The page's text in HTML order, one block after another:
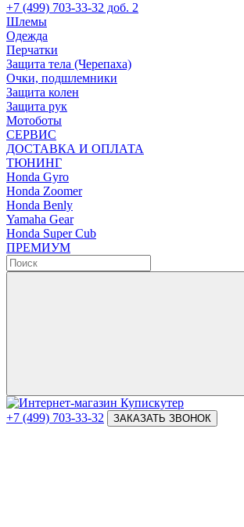
+7 (499) 703-33-32 доб. 2
Шлемы
Одежда
Перчатки
Защита тела (Черепаха)
Очки, подшлемники
Защита колен
Защита рук
Мотоботы
СЕРВИС
ДОСТАВКА И ОПЛАТА
ТЮНИНГ
Honda Gyro
Honda Zoomer
Honda Benly
Yamaha Gear
Honda Super Cub
ПРЕМИУМ
+7 (499) 703-33-32 ЗАКАЗАТЬ ЗВОНОК